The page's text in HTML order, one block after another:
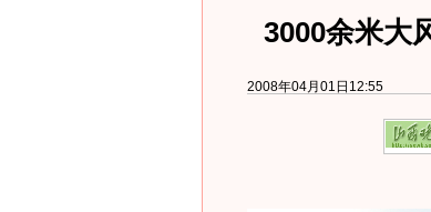
3000余米大
2008年04月01日12:55